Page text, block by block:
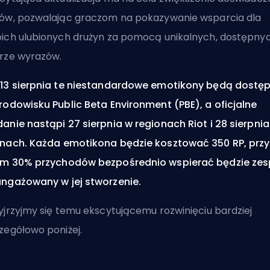
pozwalając graczom na pokazywanie wsparcia dla
ulubionych drużyn za pomocą unikalnych,
wyrazów.
sierpnia te niestandardowe emotikony będą
Public Beta Environment (PBE), a oficjalne
nastąpi 27 sierpnia w regionach Riot i 28
Każda emotikona będzie kosztować 350 RP, przy
30% przychodów bezpośrednio wspierać będzie
w jej stworzenie.
się temu ekscytującemu rozwinięciu bardziej
poniżej.